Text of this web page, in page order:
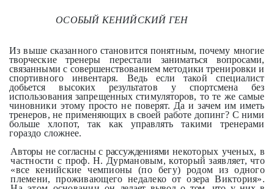
ОСОБЫЙ КЕНИЙСКИЙ ГЕН
Из выше сказанного становится понятным, почему многие
творческие тренеры перестали заниматься вопросами,
связанными с совершенствованием методики тренировки и
спортивного инвентаря. Ведь если такой специалист
добьется высоких результатов у спортсмена без
использования запрещенных стимуляторов, то те же самые
чиновники этому просто не поверят. Да и зачем им иметь
тренеров, не применяющих в своей работе допинг? С ними
больше хлопот, так как управлять такими тренерами
гораздо сложнее.
Авторы не согласны с рассужденияминекоторых ученых, в
частности с проф. Н. Дурмановым, который заявляет, что
«все кенийские чемпионы (по бегу) родом из одного
племени, проживающего недалеко от озера Виктория».